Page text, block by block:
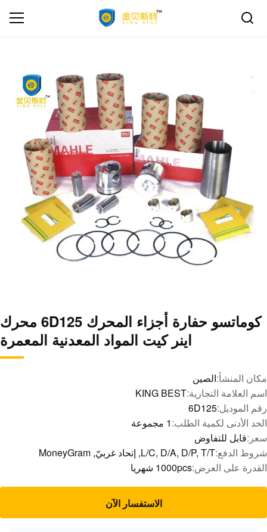
كوماتسو حفارة أجزاء المحرك 6D125 محرك
اينر كيت المواد المعدنية المعمرة
مكان المنشأ:الصين
اسم العلامة التجارية:KING BEST
رقم الموديل:6D125
الحد الأدنى لكمية الطلب:1 مجموعة
سعر:قابل للتفاوض
شروط الدفع:L/C, D/A, D/P, T/T, إتحاد غربيّ, MoneyGram
القدرة على العرض:1000pcs شهريا
الاستفسار الآن